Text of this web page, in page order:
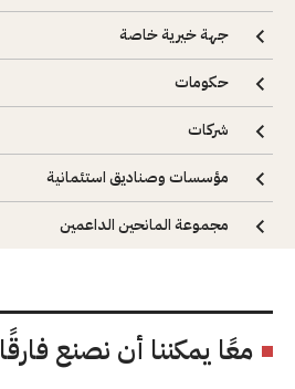
جهة خيرية خاصة
حكومات
شركات
مؤسسات وصناديق استئمانية
مجموعة المانحين الداعمين
معًا يمكننا أن نصنع فارقًا